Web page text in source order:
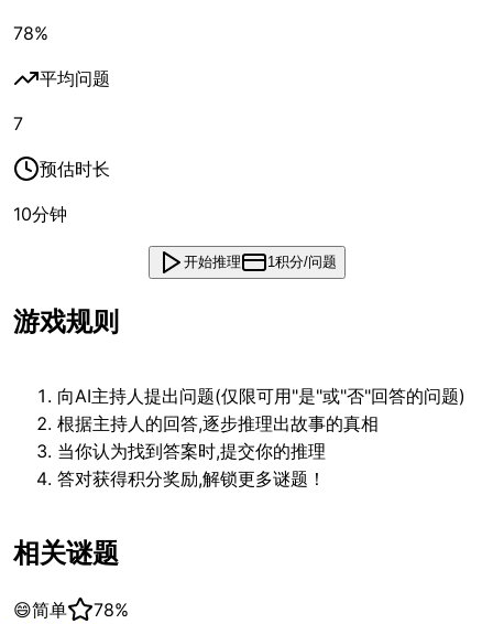
78%
平均问题
7
预估时长
10分钟
开始推理 1积分/问题
游戏规则
向AI主持人提出问题(仅限可用"是"或"否"回答的问题)
根据主持人的回答,逐步推理出故事的真相
当你认为找到答案时,提交你的推理
答对获得积分奖励,解锁更多谜题！
相关谜题
😄简单 78%